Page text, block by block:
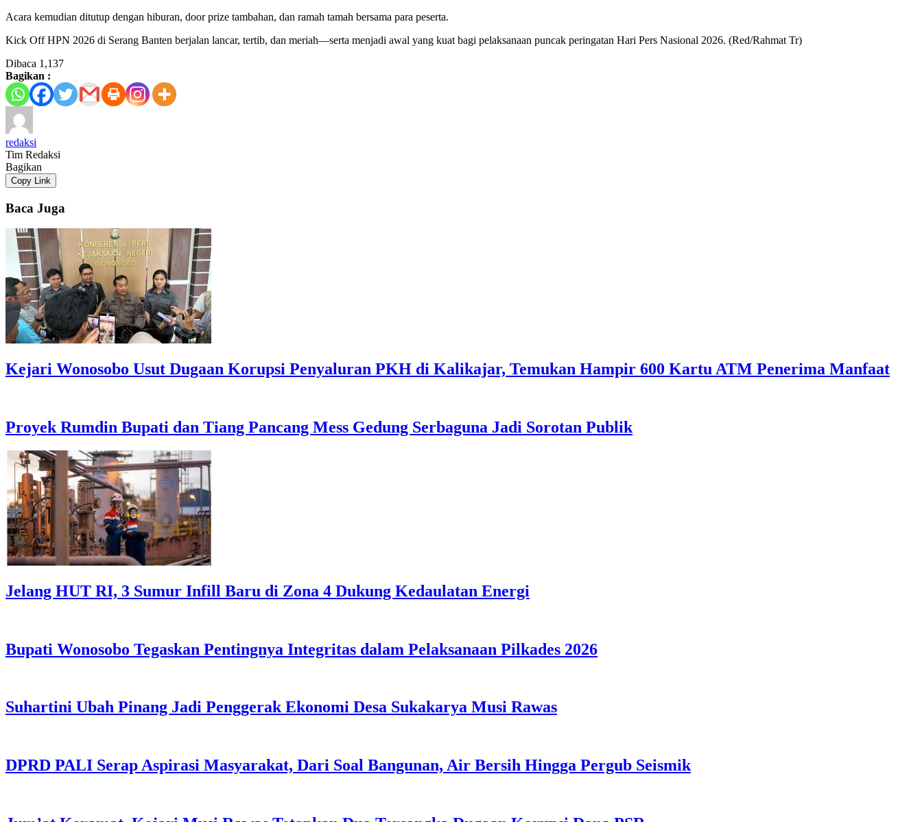
Acara kemudian ditutup dengan hiburan, door prize tambahan, dan ramah tamah bersama para peserta.
Kick Off HPN 2026 di Serang Banten berjalan lancar, tertib, dan meriah—serta menjadi awal yang kuat bagi pelaksanaan puncak peringatan Hari Pers Nasional 2026. (Red/Rahmat Tr)
Dibaca 1,137
Bagikan :
redaksi
Tim Redaksi
Bagikan
Copy Link
Baca Juga
Kejari Wonosobo Usut Dugaan Korupsi Penyaluran PKH di Kalikajar, Temukan Hampir 600 Kartu ATM Penerima Manfaat
Proyek Rumdin Bupati dan Tiang Pancang Mess Gedung Serbaguna Jadi Sorotan Publik
Jelang HUT RI, 3 Sumur Infill Baru di Zona 4 Dukung Kedaulatan Energi
Bupati Wonosobo Tegaskan Pentingnya Integritas dalam Pelaksanaan Pilkades 2026
Suhartini Ubah Pinang Jadi Penggerak Ekonomi Desa Sukakarya Musi Rawas
DPRD PALI Serap Aspirasi Masyarakat, Dari Soal Bangunan, Air Bersih Hingga Pergub Seismik